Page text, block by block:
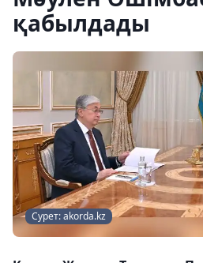
қабылдады
Сурет: akorda.kz